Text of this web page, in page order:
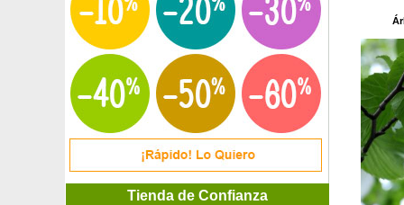
Tienda de Confianza